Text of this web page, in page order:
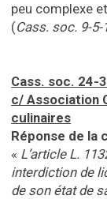
peu complexe
(Cass. soc. 9-5-
Cass. soc. 24-
c/ Association
culinaires
Réponse de la
« L’article L.
interdiction de
de son état de